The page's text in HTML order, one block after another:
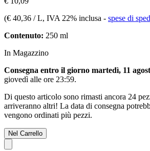
(€ 40,36 / L, IVA 22% inclusa - spese di
Contenuto: 250 ml
In Magazzino
Consegna entro il giorno martedì, 11
giovedì alle ore 23:59.
Di questo articolo sono rimasti ancora 24
arriveranno altri! La data di consegna
vengono ordinati più pezzi.
Nel Carrello